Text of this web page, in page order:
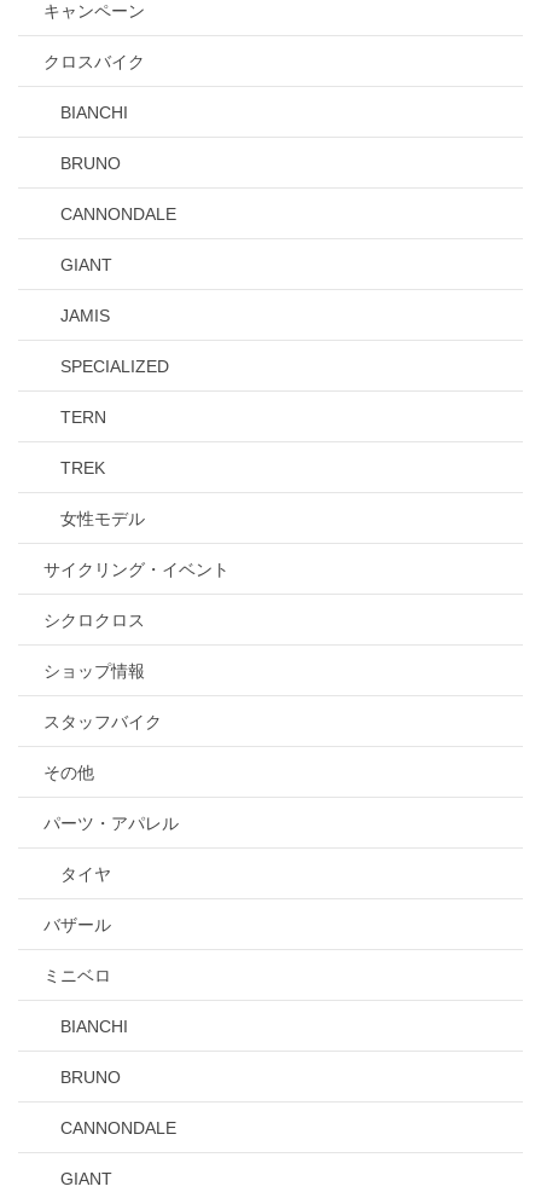
キャンペーン
クロスバイク
BIANCHI
BRUNO
CANNONDALE
GIANT
JAMIS
SPECIALIZED
TERN
TREK
女性モデル
サイクリング・イベント
シクロクロス
ショップ情報
スタッフバイク
その他
パーツ・アパレル
タイヤ
バザール
ミニベロ
BIANCHI
BRUNO
CANNONDALE
GIANT